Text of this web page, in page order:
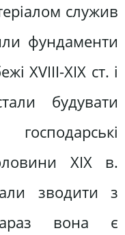
служив
фундаменти
XVIII-XIX ст. і
будувати
XIX в.
зводити з
вона є